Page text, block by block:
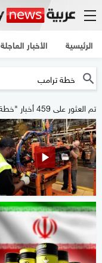
الرئيسية الأخبار العاجلة
تم العثور على 459 أخبار "خطة ترامب"